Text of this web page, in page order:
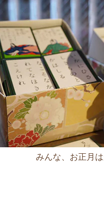
みんな、お正月